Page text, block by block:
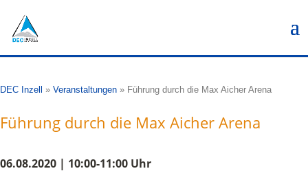
DEC Inzell » Veranstaltungen » Führung durch die Max Aicher Arena
Führung durch die Max Aicher Arena
06.08.2020 | 10:00-11:00 Uhr